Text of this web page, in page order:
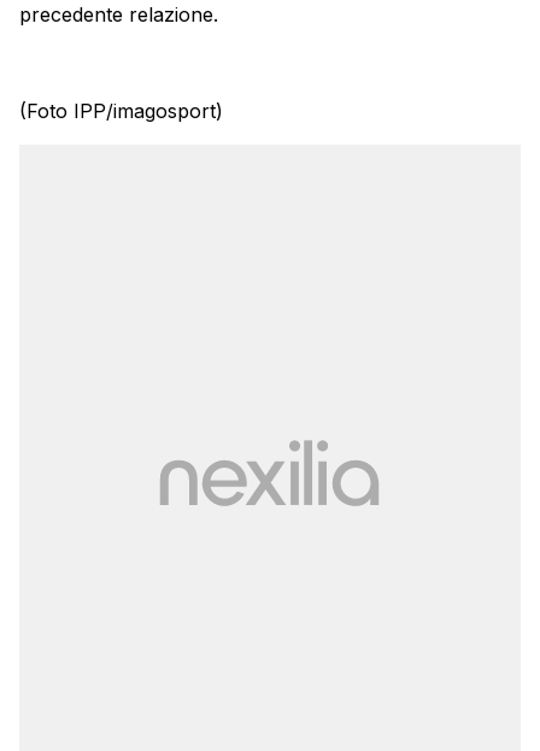
precedente relazione.
(Foto IPP/imagosport)